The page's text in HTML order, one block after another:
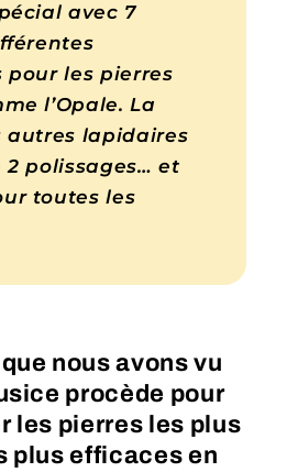
avec 7
pour les pierres
l’Opale. La
autres lapidaires
polissages… et
toutes les
nous avons vu
procède pour
les pierres les plus
plus efficaces en